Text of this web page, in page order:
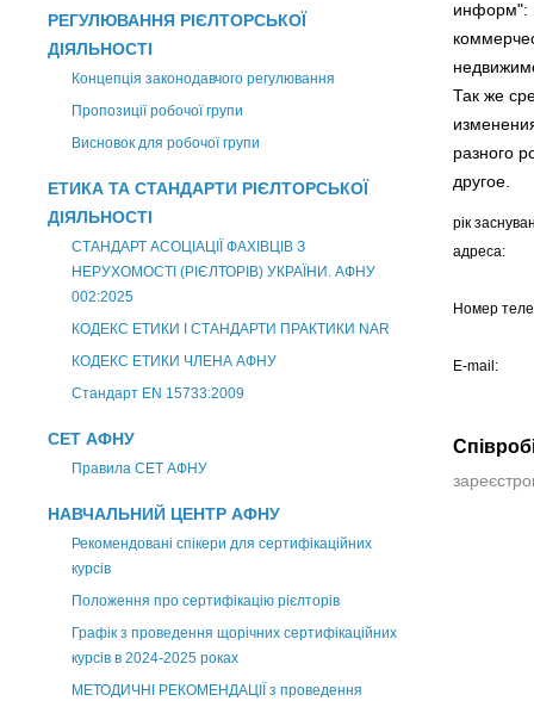
РЕГУЛЮВАННЯ РІЄЛТОРСЬКОЇ
ДІЯЛЬНОСТІ
Концепція законодавчого регулювання
Пропозиції робочої групи
Висновок для робочої групи
ЕТИКА ТА СТАНДАРТИ РІЄЛТОРСЬКОЇ
ДІЯЛЬНОСТІ
СТАНДАРТ АСОЦІАЦІЇ ФАХІВЦІВ З
НЕРУХОМОСТІ (РІЄЛТОРІВ) УКРАЇНИ. АФНУ
002:2025
КОДЕКС ЕТИКИ І СТАНДАРТИ ПРАКТИКИ NAR
КОДЕКС ЕТИКИ ЧЛЕНА АФНУ
Стандарт EN 15733:2009
СЕТ АФНУ
Правила СЕТ АФНУ
НАВЧАЛЬНИЙ ЦЕНТР АФНУ
Рекомендовані спікери для сертифікаційних
курсів
Положення про сертифікацію рієлторів
Графік з проведення щорічних сертифікаційних
курсів в 2024-2025 роках
МЕТОДИЧНІ РЕКОМЕНДАЦІЇ з проведення
информ":
Так же
разного
другое.
рік
адреса:
Номер
E-mail: